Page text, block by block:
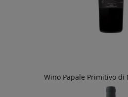
Wino Papale Primitivo di